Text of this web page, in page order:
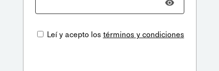
Leí y acepto los términos y condiciones